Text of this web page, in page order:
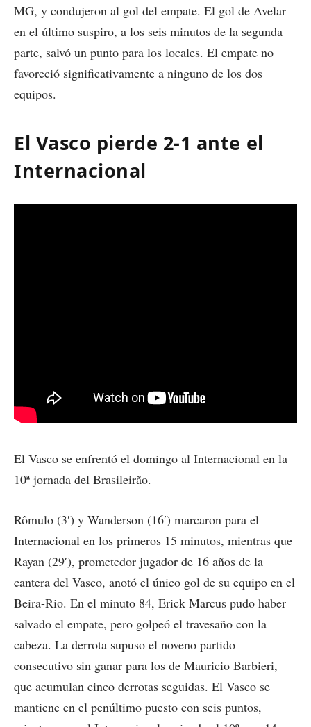
MG, y condujeron al gol del empate. El gol de Avelar
en el último suspiro, a los seis minutos de la segunda
parte, salvó un punto para los locales. El empate no
favoreció significativamente a ninguno de los dos
equipos.
El Vasco pierde 2-1 ante el
Internacional
El Vasco se enfrentó el domingo al Internacional en la
10ª jornada del Brasileirão.
Rômulo (3′) y Wanderson (16′) marcaron para el
Internacional en los primeros 15 minutos, mientras que
Rayan (29′), prometedor jugador de 16 años de la
cantera del Vasco, anotó el único gol de su equipo en el
Beira-Rio. En el minuto 84, Erick Marcus pudo haber
salvado el empate, pero golpeó el travesaño con la
cabeza. La derrota supuso el noveno partido
consecutivo sin ganar para los de Mauricio Barbieri,
que acumulan cinco derrotas seguidas. El Vasco se
mantiene en el penúltimo puesto con seis puntos,